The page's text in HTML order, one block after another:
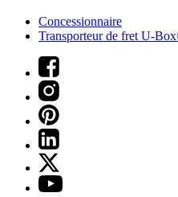
Concessionnaire
Transporteur de fret U-